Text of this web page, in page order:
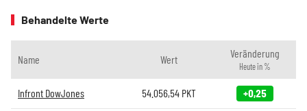
Behandelte Werte
Name Wert Veränderung
Heute in %
Infront DowJones 54.056,54PKT +0,25